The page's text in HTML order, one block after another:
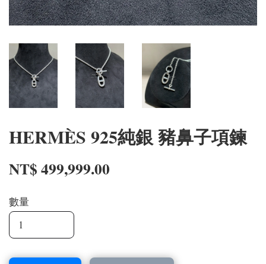
HERMÈS 925純銀 豬鼻子項鍊
NT$ 499,999.00
數量